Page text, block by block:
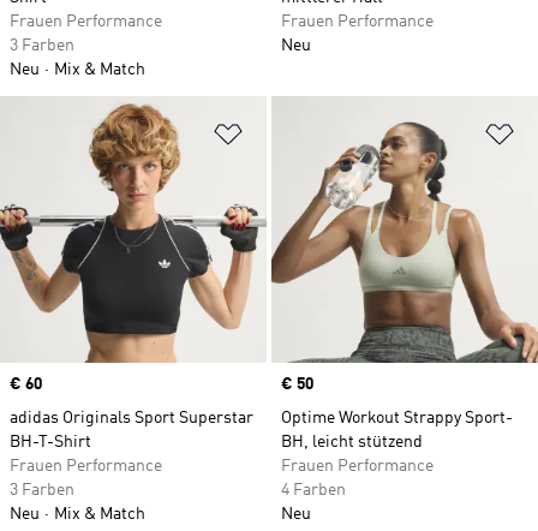
Frauen Performance
3 Farben
Neu
Mix & Match
Frauen Performance
Neu
Zur Wunschliste hinzufügen
Price
€ 60
adidas Originals Sport Superstar
BH-T-Shirt
Frauen Performance
3 Farben
Neu
Mix & Match
Price
€ 50
Optime Workout Strappy Sport-
BH, leicht stützend
Frauen Performance
4 Farben
Neu